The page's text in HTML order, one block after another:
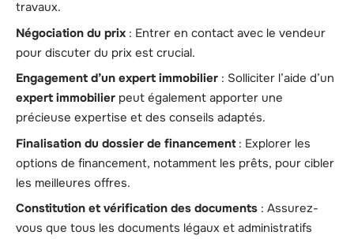
travaux.
Négociation du prix : Entrer en contact avec le vendeur
pour discuter du prix est crucial.
Engagement d’un expert immobilier : Solliciter l’aide d’un
expert immobilier peut également apporter une
précieuse expertise et des conseils adaptés.
Finalisation du dossier de financement: Explorer les
options de financement, notamment les prêts, pour cibler
les meilleures offres.
Constitution et vérification des documents : Assurez-
vous que tous les documents légaux et administratifs